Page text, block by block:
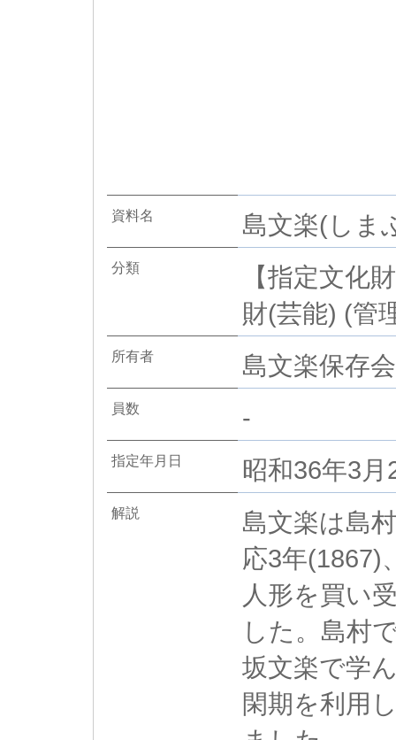
資料名 島文楽(しま
分類
【指定文化
財(芸能) (管
所有者 島文楽保存会
員数 -
指定年月日 昭和36年3月
解説
島文楽は島
応3年(1867)
人形を買い
した。島村
坂文楽で学
閑期を利用